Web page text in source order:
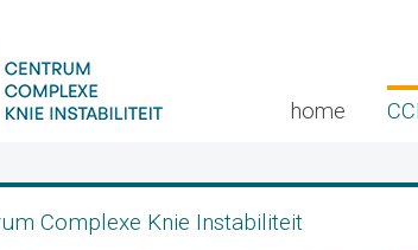
home
Complexe Knie Instabiliteit